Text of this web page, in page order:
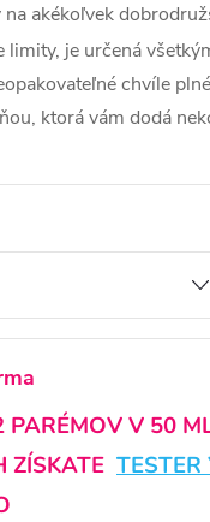
akékoľvek
je určená
chvíle
ktorá vám dodá
PARÉMOV V 50
ZÍSKATE